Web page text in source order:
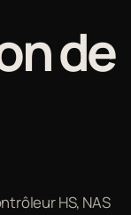
de
HS, NAS